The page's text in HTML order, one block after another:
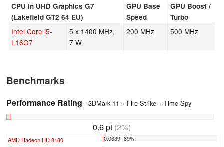
CPU in UHD Graphics G7
(Lakefield GT2 64 EU)
GPU Base
Speed
GPU Boost /
Turbo
Intel Core i5-
L16G7
5 x 1400 MHz,
7 W
200 MHz 500 MHz
Benchmarks
Performance Rating - 3DMark 11 + Fire Strike + Time Spy
0.6 pt (2%)
AMD Radeon HD 8180 0.0639 -89%